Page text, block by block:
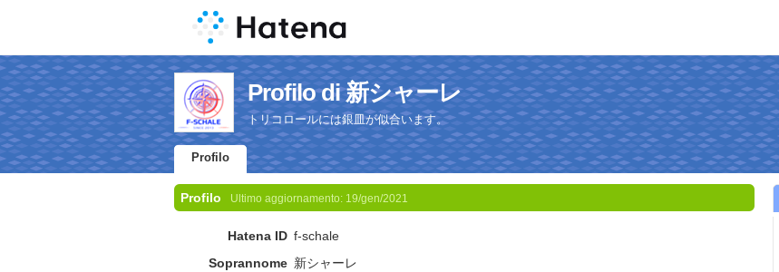
Profilo di 新シャーレ
トリコロールには銀皿が似合います。
Profilo
Profilo Ultimo aggiornamento: 19/gen/2021
Hatena ID f-schale
Soprannome 新シャーレ